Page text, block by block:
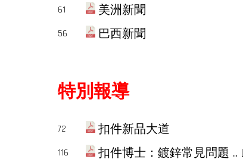
61 美洲新聞
56 巴西新聞
特別報導
72 扣件新品大道
116 扣件博士：鍍鋅常見問題 ...